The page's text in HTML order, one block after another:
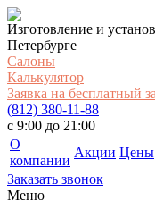
Изготовление и
Петербурге
Салоны
Калькулятор
Заявка на бесплатный
(812) 380-11-88
c 9:00 до 21:00
О
компании
Акции Цены
Заказать звонок
Меню